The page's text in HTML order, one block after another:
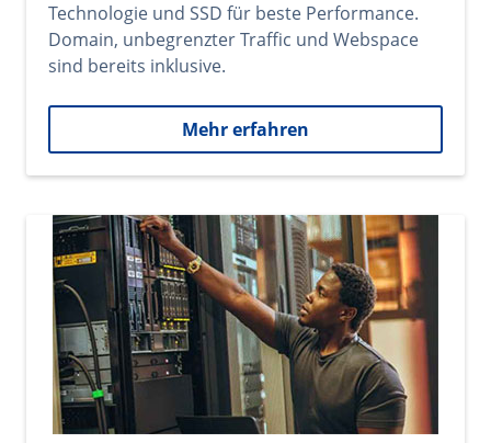
Technologie und SSD für beste Performance.
Domain, unbegrenzter Traffic und Webspace
sind bereits inklusive.
Mehr erfahren